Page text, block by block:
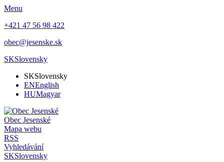
Menu
+421 47 56 98 422
obec@jesenske.sk
SKSlovensky
SKSlovensky
ENEnglish
HUMagyar
Obec Jesenské
Mapa webu
RSS
Vyhledávání
SKSlovensky